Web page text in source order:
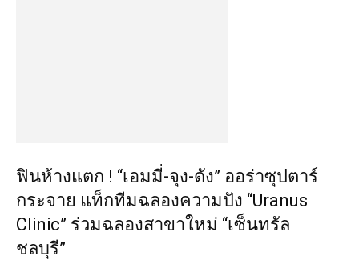
ฟินห้างแตก ! “เอมมี่-จุง-ดัง” ออร่าซุปตาร์
กระจาย แท็กทีมฉลองความปัง “Uranus
Clinic” ร่วมฉลองสาขาใหม่ “เซ็นทรัล
ชลบุรี”